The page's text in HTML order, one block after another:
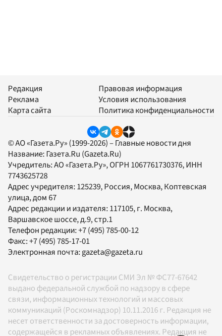
Редакция
Реклама
Карта сайта
Правовая информация
Условия использования
Политика конфиденциальности
© АО «Газета.Ру» (1999-2026) – Главные новости дня
Название: Газета.Ru (Gazeta.Ru)
Учредитель:АО «Газета.Ру», ОГРН 1067761730376, ИНН
7743625728
Адрес учредителя: 125239, Россия, Москва, Коптевская
улица, дом 67
Адрес редакции и издателя: 117105, г. Москва,
Варшавское шоссе, д.9, стр.1
Телефон редакции:+7 (495) 785-00-12
Факс:+7 (495) 785-17-01
Электронная почта:gazeta@gazeta.ru
Свидетельство о регистрации СМИ Эл № ФС77-67642
выдано федеральной службой по надзору в сфере
связи, информационных технологий и массовых
коммуникаций (Роскомнадзор) 10.11.2016 г. Редакция не
несет ответственности за достоверность информации,
содержащейся в рекламных объявлениях. Редакция не